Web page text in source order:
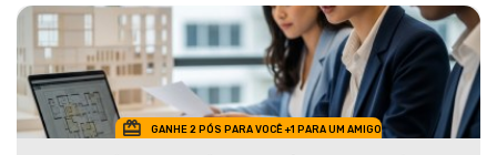
GANHE 2 PÓS PARA VOCÊ +1 PARA UM AMIGO